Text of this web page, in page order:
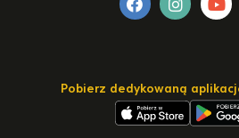
Pobierz dedykowaną